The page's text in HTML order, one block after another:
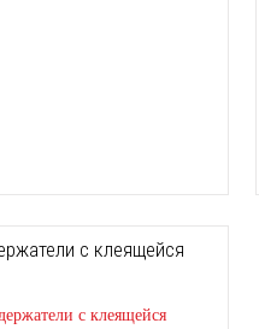
с клеящейся